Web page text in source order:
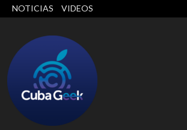
NOTICIAS VIDEOS